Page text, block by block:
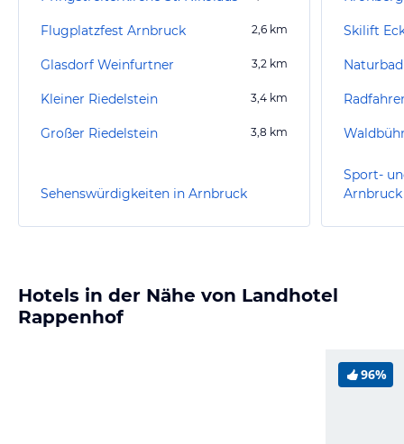
Flugplatzfest Arnbruck 2,6 km
Glasdorf Weinfurtner 3,2 km
Kleiner Riedelstein 3,4 km
Großer Riedelstein 3,8 km
Sehenswürdigkeiten in Arnbruck
Skilift
Sport-
Arnbruck
Hotels in der Nähe von Landhotel
Rappenhof
96%